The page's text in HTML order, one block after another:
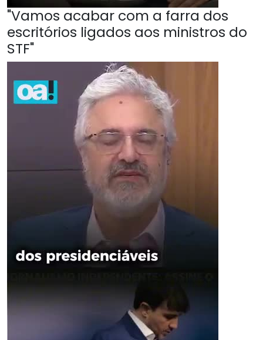
"Vamos acabar com a farra dos
escritórios ligados aos ministros do
STF"